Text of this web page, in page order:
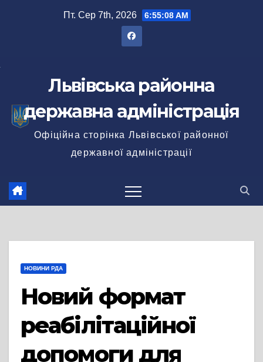
Пт. Сер 7th, 2026 6:55:09 AM
Львівська районна
державна адміністрація
Офіційна сторінка Львівської районної
державної адміністрації
НОВИНИ РДА
Новий формат
реабілітаційної
допомоги для